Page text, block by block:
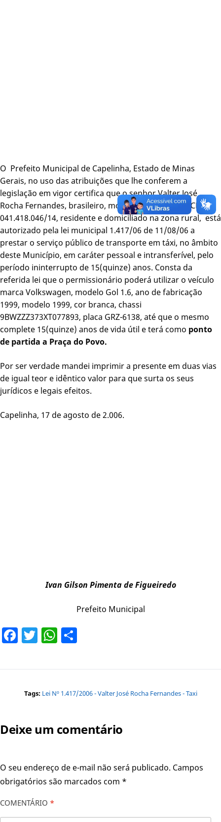
O Prefeito Municipal de Capelinha, Estado de Minas
Gerais, no uso das atribuições que lhe conferem a
legislação em vigor certifica que o senhor Valter José
Rocha Fernandes, brasileiro, motorista autônomo, CPF –
041.418.046/14, residente e domiciliado na zona rural, está
autorizado pela lei municipal 1.417/06 de 11/08/06 a
prestar o serviço público de transporte em táxi, no âmbito
deste Município, em caráter pessoal e intransferível, pelo
período ininterrupto de 15(quinze) anos. Consta da
referida lei que o permissionário poderá utilizar o veículo
marca Volkswagen, modelo Gol 1.6, ano de fabricação
1999, modelo 1999, cor branca, chassi
9BWZZZ373XT077893, placa GRZ-6138, até que o mesmo
complete 15(quinze) anos de vida útil e terá como ponto
de partida a Praça do Povo.
Por ser verdade mandei imprimir a presente em duas vias
de igual teor e idêntico valor para que surta os seus
jurídicos e legais efeitos.
Capelinha, 17 de agosto de 2.006.
Ivan Gilson Pimenta de Figueiredo
Prefeito Municipal
Facebook
TwitterWhatsApp
Tags: Lei Nº 1.417/2006 - Valter José Rocha Fernandes - Taxi
Deixe um comentário
O seu endereço de e-mail não será publicado. Campos
obrigatórios são marcados com *
COMENTÁRIO *